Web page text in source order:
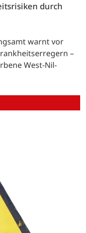
durch
warnt vor
–
West-Nil-